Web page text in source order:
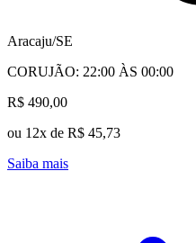
Aracaju/SE
CORUJÃO: 22:00 ÀS 00:00
R$ 490,00
ou 12x de R$ 45,73
Saiba mais